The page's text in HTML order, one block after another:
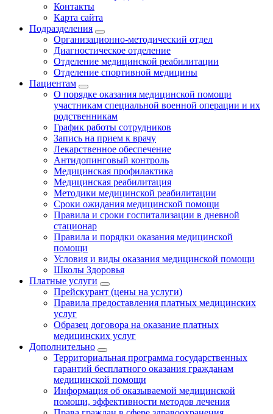
Контакты
Карта сайта
Подразделения
Организационно-методический отдел
Диагностическое отделение
Отделение медицинской реабилитации
Отделение спортивной медицины
Пациентам
О порядке оказания медицинской помощи
участникам специальной военной операции и их
родственникам
График работы сотрудников
Запись на прием к врачу
Лекарственное обеспечение
Антидопинговый контроль
Медицинская профилактика
Медицинская реабилитация
Методики медицинской реабилитации
Сроки ожидания медицинской помощи
Правила и сроки госпитализации в дневной
стационар
Правила и порядки оказания медицинской
помощи
Условия и виды оказания медицинской помощи
Школы Здоровья
Платные услуги
Прейскурант (цены на услуги)
Правила предоставления платных медицинских
услуг
Образец договора на оказание платных
медицинских услуг
Дополнительно
Территориальная программа государственных
гарантий бесплатного оказания гражданам
медицинской помощи
Информация об оказываемой медицинской
помощи, эффективности методов лечения